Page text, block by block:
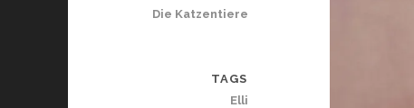
Die Katzentiere
TAGS
Elli